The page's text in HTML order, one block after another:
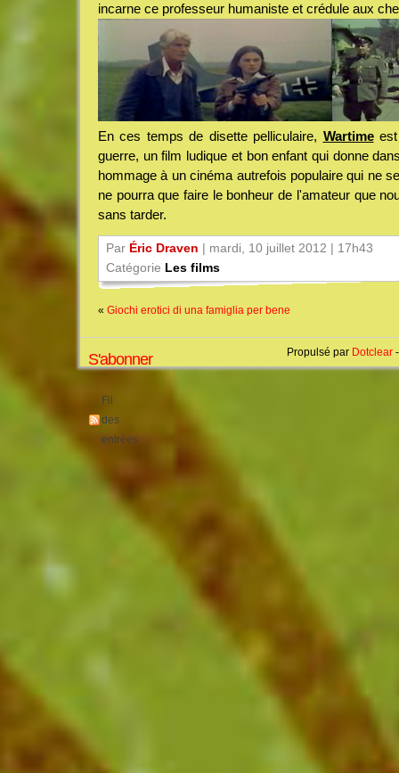
incarne ce professeur humaniste et crédule aux
En ces temps de disette pelliculaire, Wartimeest
guerre, un film ludique et bon enfant qui donne
hommage à un cinéma autrefois populaire qui ne
ne pourra que faire le bonheur de l'amateur que
sans tarder.
Par Éric Draven | mardi, 10 juillet 2012 | 17h43
Catégorie Les films
« Giochi erotici di una famiglia per bene
S'abonner
Fil
des
entrées
Propulsé par Dotclear